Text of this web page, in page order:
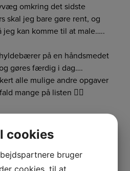
omkring det sidste
skal jeg bare gøre rent, og
jeg kan komme til at male…..
på en håndsmedet
gøres færdig i dag….
alle mulige andre opgaver
mange på listen ✌🏻
cookies
bruger
cookies, til at